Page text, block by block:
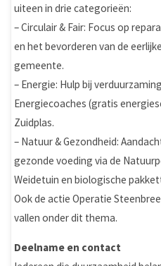
uiteen in drie categorieën:
– Circulair & Fair: Focus op
en het bevorderen van de
gemeente.
– Energie: Hulp bij
Energiecoaches (gratis
Zuidplas.
– Natuur & Gezondheid:
gezonde voeding via de
Weidetuin en biologische
Ook de actie Operatie
vallen onder dit thema.
Deelname en contact